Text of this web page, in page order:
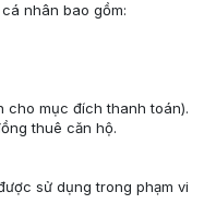
nhân bao gồm:
cho mục đích thanh toán).
thuê căn hộ.
sử dụng trong phạm vi